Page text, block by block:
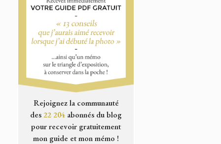
Rejoignez la communauté
des22 204 abonnés du blog
pour recevoir gratuitement
mon guide et mon mémo !